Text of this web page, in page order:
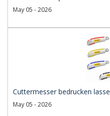
May 05 - 2026
Cuttermesser bedrucken
May 05 - 2026